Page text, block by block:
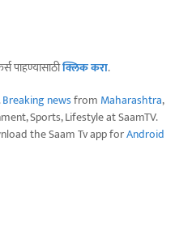
पाहण्यासाठीक्लिक करा.
Breaking newsfrom Maharashtra,
Sports, Lifestyle at SaamTV.
the Saam Tv app forAndroid